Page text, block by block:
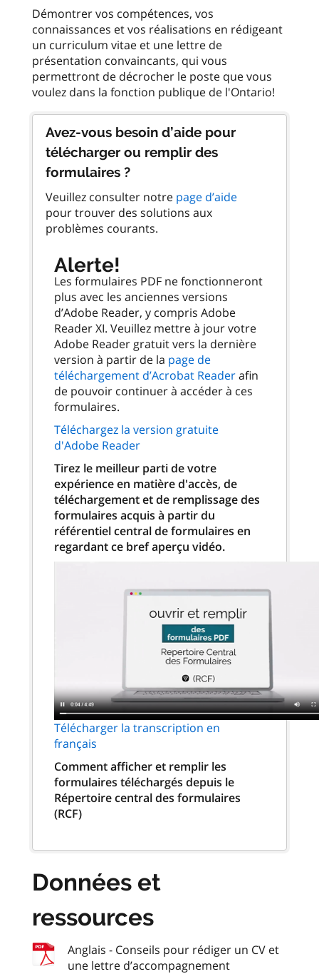
Démontrer vos compétences, vos
connaissances et vos réalisations en rédigeant
un curriculum vitae et une lettre de
présentation convaincants, qui vous
permettront de décrocher le poste que vous
Avez-vous besoin d’aide pour
télécharger ou remplir des
formulaires ?
Veuillez consulter notre page d’aide
pour trouver des solutions aux
problèmes courants.
Alerte!
Les formulaires PDF ne fonctionneront
plus avec les anciennes versions
d’Adobe Reader, y compris Adobe
Reader XI. Veuillez mettre à jour votre
Adobe Reader gratuit vers la dernière
version à partir de la page de
téléchargement d’Acrobat Readerafin
de pouvoir continuer à accéder à ces
formulaires.
Téléchargez la version gratuite
d'Adobe Reader
Tirez le meilleur parti de votre
expérience en matière d'accès, de
téléchargement et de remplissage des
formulaires acquis à partir du
référentiel central de formulaires en
regardant ce bref aperçu vidéo.
Télécharger la transcription en
français
Comment afficher et remplir les
formulaires téléchargés depuis le
Répertoire central des formulaires
(RCF)
Données et
ressources
Anglais - Conseils pour rédiger un CV et
une lettre d’accompagnement